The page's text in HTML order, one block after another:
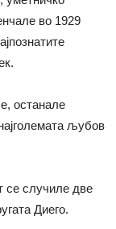
во 1929
останале
љубов
се случиле две
Диего.